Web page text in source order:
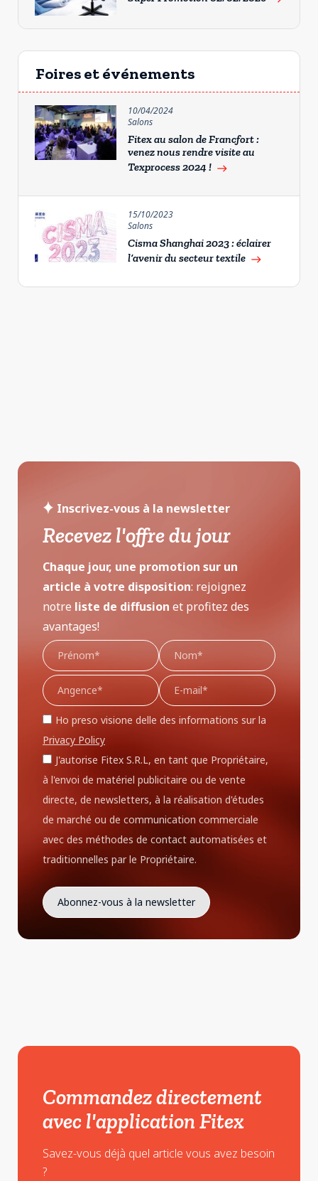
Foires et événements
10/04/2024
Salons
Fitex au salon de Francfort :
venez nous rendre visite au
Texprocess 2024 ! east
15/10/2023
Salons
Cisma Shanghai 2023 : éclairer
l’avenir du secteur textile east
Inscrivez-vous à la newsletter
Recevez l'offre du jour
Chaque jour, une promotion sur un
article à votre disposition: rejoignez
notre liste de diffusion et profitez des
avantages!
Ho preso visione delle des informations sur la
Privacy Policy
J'autorise Fitex S.R.L, en tant que Propriétaire,
à l'envoi de matériel publicitaire ou de vente
directe, de newsletters, à la réalisation d'études
de marché ou de communication commerciale
avec des méthodes de contact automatisées et
traditionnelles par le Propriétaire.
Commandez directement
avec l'application Fitex
Savez-vous déjà quel article vous avez besoin
?